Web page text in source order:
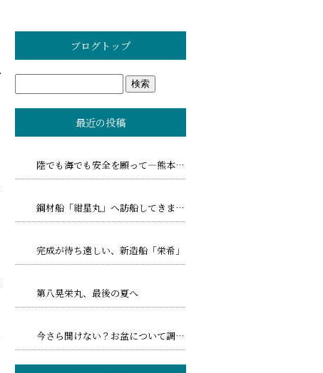
ブログトップ
最近の投稿
陸でも海でも安全を願って―熊本地震とトリプル台風への備え
鋼材船「紺星丸」へ訪船してきました！
完成が待ち遠しい、新造船「栄希」
第八晃栄丸、最後の夏へ
今さら聞けない？お盆について調べてみました！